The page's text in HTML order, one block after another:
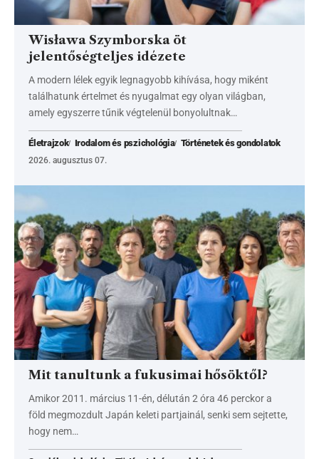
Wisława Szymborska öt
jelentőségteljes idézete
A modern lélek egyik legnagyobb kihívása, hogy miként
találhatunk értelmet és nyugalmat egy olyan világban,
amely egyszerre tűnik végtelenül bonyolultnak…
Életrajzok Irodalom és pszichológia Történetek és gondolatok
2026. augusztus 07.
Mit tanultunk a fukusimai hősöktől?
Amikor 2011. március 11-én, délután 2 óra 46 perckor a
föld megmozdult Japán keleti partjainál, senki sem sejtette,
hogy nem…